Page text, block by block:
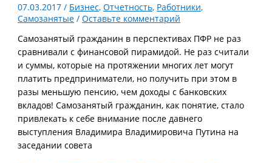
07.03.2017/ Бизнес,Отчетность, Работники,
Самозанятые /Оставьте комментарий
Самозанятый гражданин в перспективах ПФР не раз
сравнивали с финансовой пирамидой. Не раз считали
и суммы, которые на протяжении многих лет могут
платить предприниматели, но получить при этом в
разы меньшую пенсию, чем доходы с банковских
вкладов! Самозанятый гражданин, как понятие, стало
привлекать к себе внимание после давнего
выступления Владимира Владимировича Путина на
заседании совета